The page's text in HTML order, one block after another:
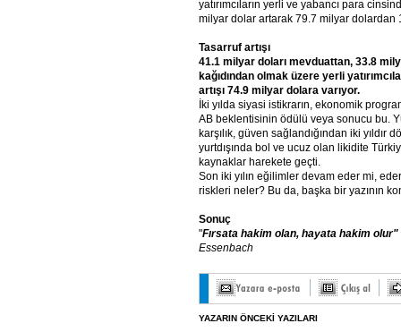
yatırımcıların yerli ve yabancı para
milyar dolar artarak 79.7 milyar dolardan
Tasarruf artışı
41.1 milyar doları mevduattan, 33.8
kağıdından olmak üzere yerli
artışı 74.9 milyar dolara varıyor.
İki yılda siyasi istikrarın, ekonomik
AB beklentisinin ödülü veya sonucu bu.
karşılık, güven sağlandığından iki yıldır
yurtdışında bol ve ucuz olan likidite
kaynaklar harekete geçti.
Son iki yılın eğilimler devam eder mi,
riskleri neler? Bu da, başka bir yazının
Sonuç
"Fırsata hakim olan, hayata hakim olur"
Essenbach
YAZARIN ÖNCEKİ YAZILARI